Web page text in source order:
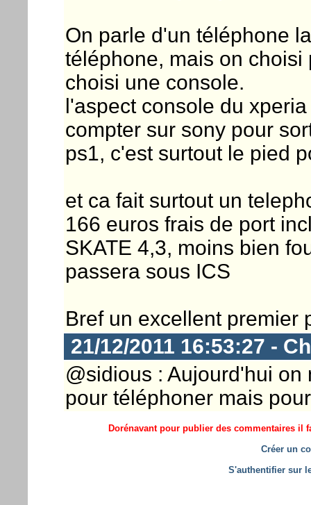
On parle d'un téléphone
téléphone, mais on
choisi une console.
l'aspect console du
compter sur sony pour
ps1, c'est surtout le pied
et ca fait surtout un
166 euros frais de port
SKATE 4,3, moins bien
passera sous ICS
Bref un excellent premier
21/12/2011 16:53:27 -
@sidious : Aujourd'hui
pour téléphoner mais
Dorénavant pour publier des commentaires il
Créer un
S'authentifier sur